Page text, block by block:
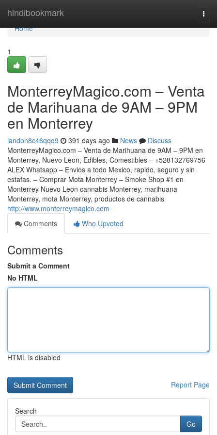
hindibookmark
Home
Home
1
MonterreyMagico.com – Venta
de Marihuana de 9AM – 9PM
en Monterrey
landon8c46qqq9 391 days ago News
Discuss
MonterreyMagico.com – Venta de Marihuana de 9AM – 9PM en
Monterrey, Nuevo Leon, Edibles, Comestibles – +528132769756
ALEX Whatsapp – Envios a todo Mexico, rapido, seguro y sin
estafas. – Comprar Mota Monterrey – Smoke Shop #1 en
Monterrey Nuevo Leon cannabis Monterrey, marihuana
Monterrey, mota Monterrey, productos de cannabis
http://www.monterreymagico.com
Comments
Who Upvoted
Comments
Submit a Comment
No HTML
HTML is disabled
Report Page
Search
Go